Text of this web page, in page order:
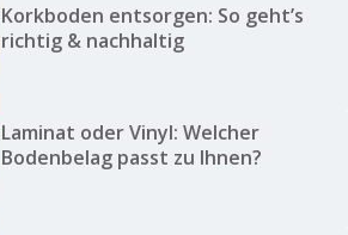
Korkboden entsorgen: So geht’s
richtig & nachhaltig
Laminat oder Vinyl: Welcher
Bodenbelag passt zu Ihnen?